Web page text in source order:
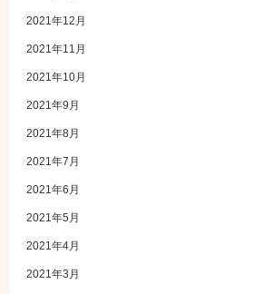
2021年12月
2021年11月
2021年10月
2021年9月
2021年8月
2021年7月
2021年6月
2021年5月
2021年4月
2021年3月